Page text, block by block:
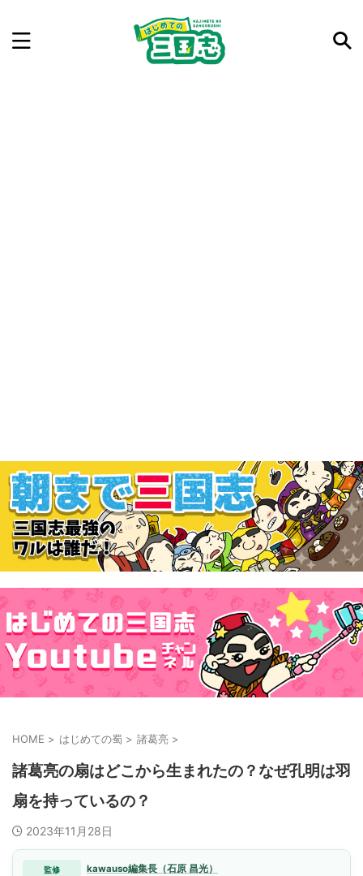
HOME > はじめての蜀 > 諸葛亮 >
諸葛亮の扇はどこから生まれたの？なぜ孔明は羽
扇を持っているの？
2023年11月28日
監修 kawauso編集長（石原 昌光）